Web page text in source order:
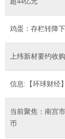
鸡蛋：存栏转降
上纬新材要约收
信息:【环球财经
当前聚焦：南宫
币